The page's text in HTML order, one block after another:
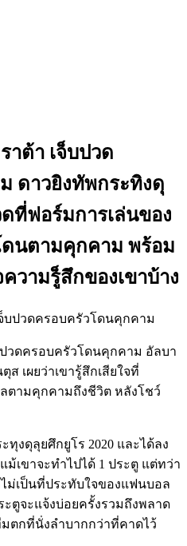
าต้า เจ็บปวด
ดาวยิงทัพกระทิงดุ
ดที่ฟอร์มการเล่นของ
ดนตามคุกคาม พร้อม
วามรู็สึกของเขาบ้าง
ปวดครอบครัวโดนคุกคาม อัลบา
ส เผยว่าเขารู้สึกเสียใจที่
ตามคุกคามถึงชีวิต หลังโชว์
งดุลุยศึกยูโร 2020 และได้ลง
ม้เขาจะทำไปได้ 1 ประตู แต่ทว่า
ม่เป็นที่ประทับใจของแฟนบอล
ตูจะแจ้งบ่อยครั้งรวมถึงพลาด
ตกที่นั่งลำบากกว่าที่คาดไว้